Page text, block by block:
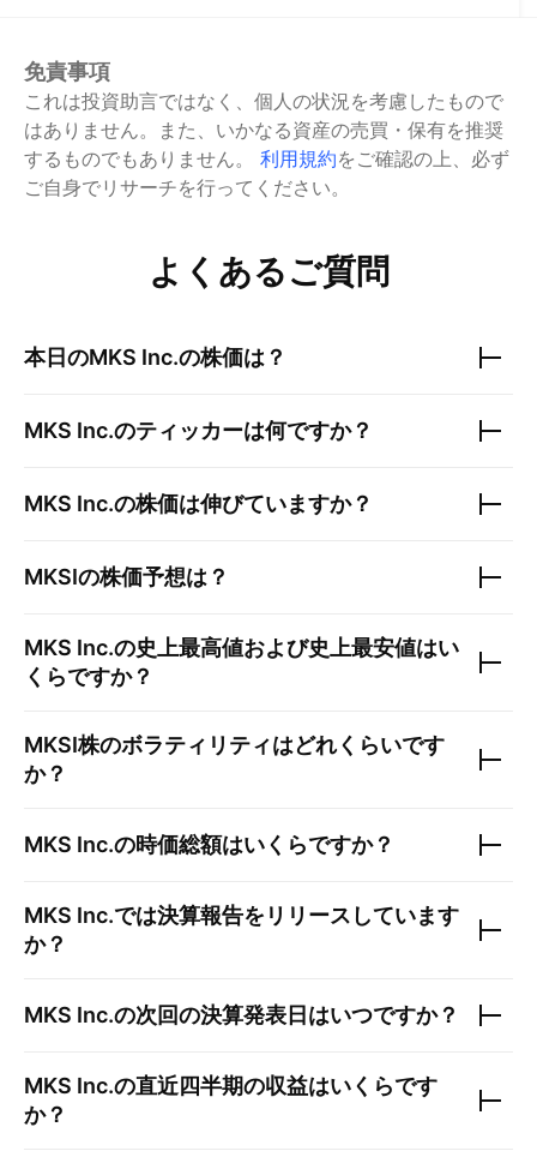
免責事項
これは投資助言ではなく、個人の状況を考慮したもので
はありません。また、いかなる資産の売買・保有を推奨
するものでもありません。
利用規約をご確認の上、必ず
ご自身でリサーチを行ってください。
よくあるご質問
本日のMKS Inc.の株価は？
MKS Inc.のティッカーは何ですか？
MKS Inc.の株価は伸びていますか？
MKSIの株価予想は？
MKS Inc.の史上最高値および史上最安値はい
くらですか？
MKSI株のボラティリティはどれくらいです
か？
MKS Inc.の時価総額はいくらですか？
MKS Inc.では決算報告をリリースしています
か？
MKS Inc.の次回の決算発表日はいつですか？
MKS Inc.の直近四半期の収益はいくらです
か？